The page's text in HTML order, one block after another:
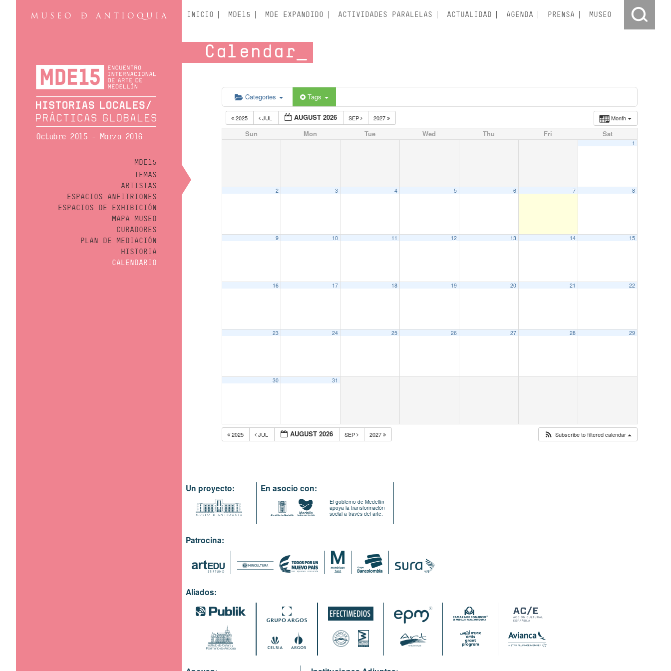
Octubre 2015 - Marzo 2016
MDE15
TEMAS
ARTISTAS
ESPACIOS ANFITRIONES
ESPACIOS DE EXHIBICIÓN
MAPA MUSEO
CURADORES
PLAN DE MEDIACIÓN
HISTORIA
CALENDARIO
INICIO MDE15 MDE EXPANDIDO ACTIVIDADES PARALELAS ACTUALIDAD AGENDA PRENSA MUSEO
Calendar
Categories Tags
Month
2025 JUL AUGUST 2026 SEP 2027
Sun Mon Tue Wed Thu Fri Sat
1
2 3 4 5 6 7 8
9 10 11 12 13 14 15
16 17 18 19 20 21 22
23 24 25 26 27 28 29
30 31
2025 JUL AUGUST 2026 SEP 2027 Subscribe to filtered calendar
Un proyecto: En asocio con:
El gobierno de Medellín
apoya la transformación
social a través del arte.
Patrocina:
Aliados: